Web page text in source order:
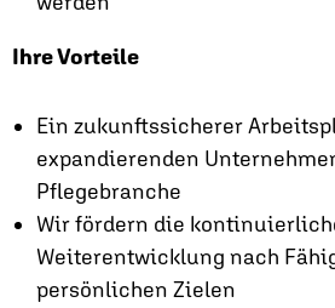
Ihre Vorteile
Ein zukunftssicherer
expandierenden
Pflegebranche
Wir fördern die
Weiterentwicklung nach
persönlichen Zielen